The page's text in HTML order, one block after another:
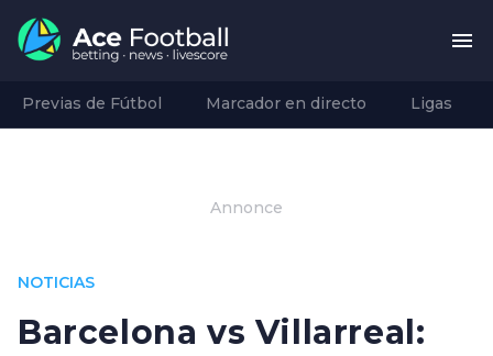
Previas de Fútbol Marcador en directo Ligas
Annonce
NOTICIAS
Barcelona vs Villarreal: